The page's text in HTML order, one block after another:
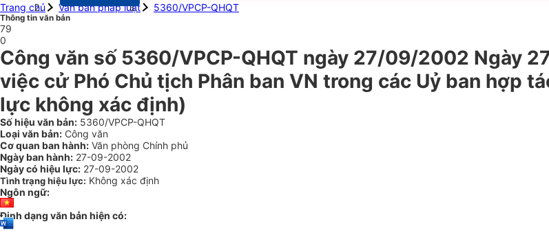
Trang chủ
Văn bản pháp luật 5360/VPCP-QHQT
Thông tin văn bản
79
0
Công văn số 5360/VPCP-QHQT ngày 27/09/2002 Ngày
việc cử Phó Chủ tịch Phân ban VN trong các Uỷ ban hợp
lực không xác định)
Số hiệu văn bản: 5360/VPCP-QHQT
Loại văn bản: Công văn
Cơ quan ban hành: Văn phòng Chính phủ
Ngày ban hành: 27-09-2002
Ngày có hiệu lực: 27-09-2002
Tình trạng hiệu lực: Không xác định
Ngôn ngữ:
Định dạng văn bản hiện có: